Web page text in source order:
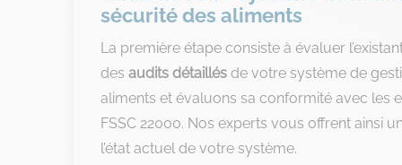
sécurité des aliments
La première étape consiste à évaluer
des audits détaillés de votre système de
aliments et évaluons sa conformité avec les
FSSC 22000. Nos experts vous offrent ainsi
l’état actuel de votre système.